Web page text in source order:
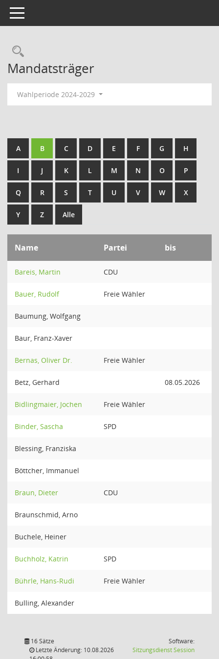
Toggle navigation
Rechercheauswahl
Mandatsträger
Wahlperiode 2024-2029
A B C D E F G H
I J K L M N O P
Q R S T U V W X
Y Z Alle
Name Partei bis
Bareis, Martin CDU
Bauer, Rudolf Freie Wähler
Baumung, Wolfgang
Baur, Franz-Xaver
Bernas, Oliver Dr. Freie Wähler
Betz, Gerhard 08.05.2026
Bidlingmaier, Jochen Freie Wähler
Binder, Sascha SPD
Blessing, Franziska
Böttcher, Immanuel
Braun, Dieter CDU
Braunschmid, Arno
Buchele, Heiner
Buchholz, Katrin SPD
Bührle, Hans-Rudi Freie Wähler
Bulling, Alexander
16 Sätze
Letzte Änderung: 10.08.2026
Software:
SitzungsdienstSession(Wird in